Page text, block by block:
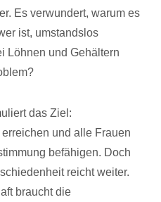
Es verwundert, warum es
ist, umstandslos
Löhnen und Gehältern
das Ziel:
und alle Frauen
befähigen. Doch
reicht weiter.
braucht die